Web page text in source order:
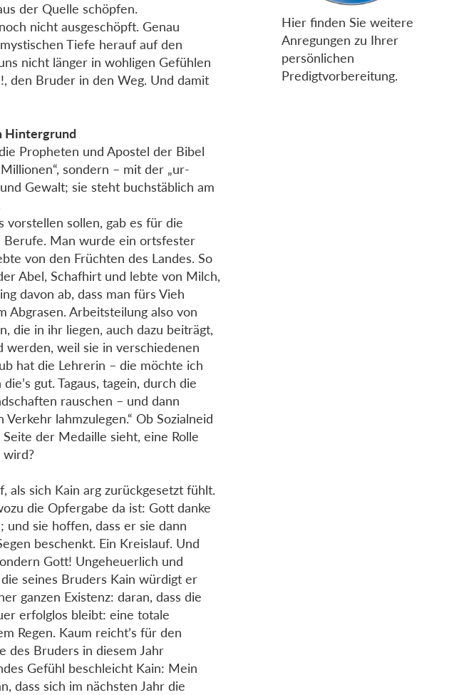
der Quelle schöpfen.
nicht ausgeschöpft. Genau
Tiefe herauf auf den
nicht länger in wohligen Gefühlen
den Bruder in den Weg. Und damit
Hintergrund
Propheten und Apostel der Bibel
sondern – mit der „ur-
Gewalt; sie steht buchstäblich am
sollen, gab es für die
Man wurde ein ortsfester
von den Früchten des Landes. So
Abel, Schafhirt und lebte von Milch,
davon ab, dass man fürs Vieh
Abgrasen. Arbeitsteilung also von
die in ihr liegen, auch dazu beiträgt,
werden, weil sie in verschiedenen
hat die Lehrerin – die möchte ich
gut. Tagaus, tagein, durch die
rauschen – und dann
lahmzulegen.“ Ob Sozialneid
der Medaille sieht, eine Rolle
wird?
als sich Kain arg zurückgesetzt fühlt.
die Opfergabe da ist: Gott danke
und sie hoffen, dass er sie dann
beschenkt. Ein Kreislauf. Und
Gott! Ungeheuerlich und
seines Bruders Kain würdigt er
ganzen Existenz: daran, dass die
erfolglos bleibt: eine totale
Regen. Kaum reicht’s für den
des Bruders in diesem Jahr
Gefühl beschleicht Kain: Mein
dass sich im nächsten Jahr die
Hier finden Sie weitere
Anregungen zu Ihrer
persönlichen
Predigtvorbereitung.